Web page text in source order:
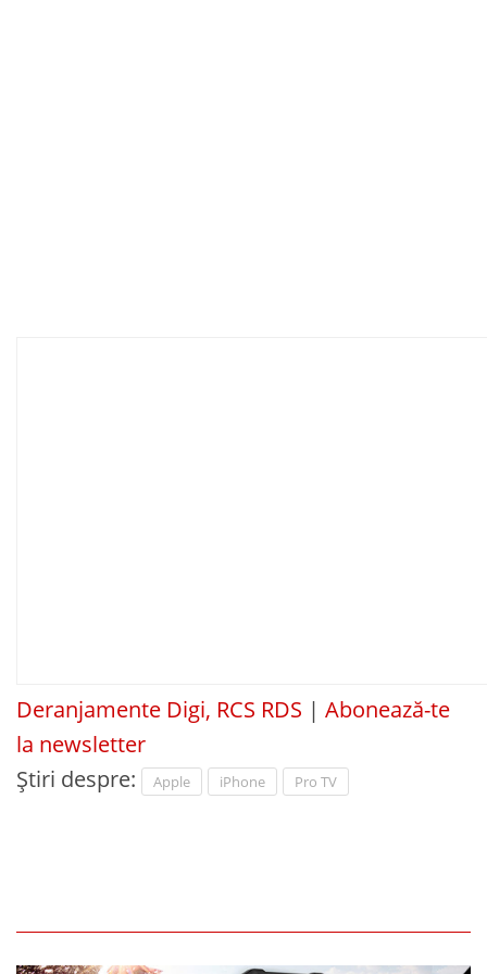
Deranjamente Digi, RCS RDS | Abonează-te
la newsletter
Știri despre:
Apple iPhone Pro TV